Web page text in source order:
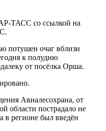
ТАСС со ссылкой на
потушен очаг вблизи
к полудню
от посёлка Орша.
Авиалесохрана, от
области пострадало не
в регионе был введён